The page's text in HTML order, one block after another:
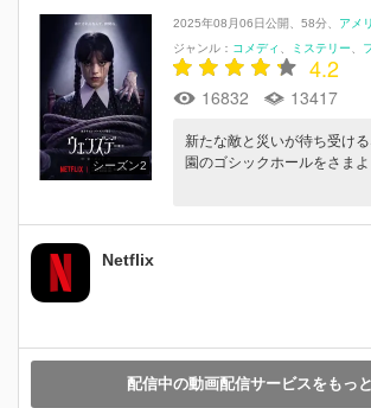
シーズン2
2025年08月06日公開 58分
アメ
ジャンル： コメディ ミステリー
4.2
16832 13417
新たな敵と災いが待ち受け
園のゴシックホールをさま
Netflix
配信中の動画配信サービスをもっ